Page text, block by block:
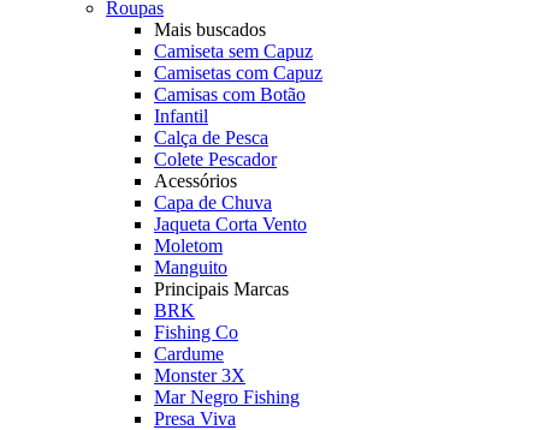
Roupas
Mais buscados
Camiseta sem Capuz
Camisetas com Capuz
Camisas com Botão
Infantil
Calça de Pesca
Colete Pescador
Acessórios
Capa de Chuva
Jaqueta Corta Vento
Moletom
Manguito
Principais Marcas
BRK
Fishing Co
Cardume
Monster 3X
Mar Negro Fishing
Presa Viva